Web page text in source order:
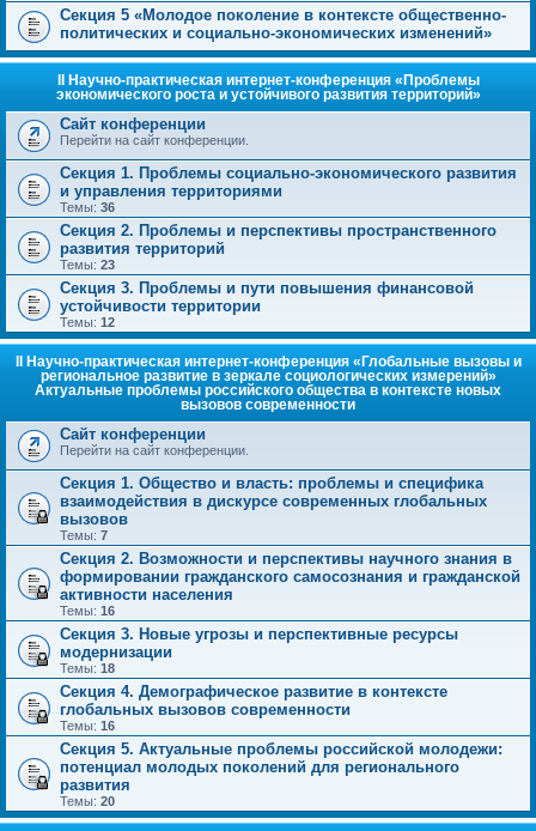
Секция 5 «Молодое поколение в контексте общественно-
политических и социально-экономических изменений»
II Научно-практическая интернет-конференция «Проблемы
экономического роста и устойчивого развития территорий»
Сайт конференции
Перейти на сайт конференции.
Секция 1. Проблемы социально-экономического развития
и управления территориями
Темы: 36
Секция 2. Проблемы и перспективы пространственного
развития территорий
Темы: 23
Секция 3. Проблемы и пути повышения финансовой
устойчивости территории
Темы: 12
II Научно-практическая интернет-конференция «Глобальные вызовы и
региональное развитие в зеркале социологических измерений»
Актуальные проблемы российского общества в контексте новых
вызовов современности
Сайт конференции
Перейти на сайт конференции.
Секция 1. Общество и власть: проблемы и специфика
взаимодействия в дискурсе современных глобальных
вызовов
Темы: 7
Секция 2. Возможности и перспективы научного знания в
формировании гражданского самосознания и гражданской
активности населения
Темы: 16
Секция 3. Новые угрозы и перспективные ресурсы
модернизации
Темы: 18
Секция 4. Демографическое развитие в контексте
глобальных вызовов современности
Темы: 16
Секция 5. Актуальные проблемы российской молодежи:
потенциал молодых поколений для регионального
развития
Темы: 20